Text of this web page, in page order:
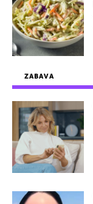
ZABAVA